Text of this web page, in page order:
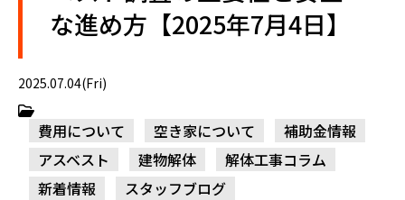
な進め方【2025年7月4日】
2025.07.04(Fri)
費用について 空き家について
補助金情報
アスベスト
建物解体
解体工事コラム
新着情報
スタッフブログ